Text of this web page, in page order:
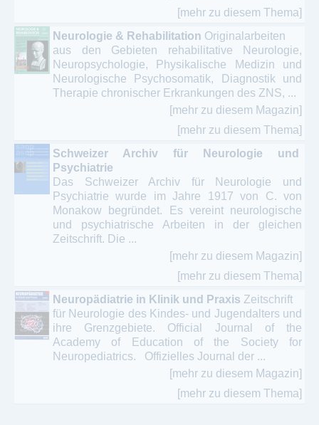
[mehr zu diesem Thema]
Neurologie & Rehabilitation Originalarbeiten
aus den Gebieten rehabilitative Neurologie,
Neuropsychologie, Physikalische Medizin und
Neurologische Psychosomatik, Diagnostik und
Therapie chronischer Erkrankungen des ZNS, ...
[mehr zu diesem Magazin]
[mehr zu diesem Thema]
Schweizer Archiv für Neurologie und
Psychiatrie
Das Schweizer Archiv für Neurologie und
Psychiatrie wurde im Jahre 1917 von C. von
Monakow begründet. Es vereint neurologische
und psychiatrische Arbeiten in der gleichen
Zeitschrift. Die ...
[mehr zu diesem Magazin]
[mehr zu diesem Thema]
Neuropädiatrie in Klinik und Praxis Zeitschrift
für Neurologie des Kindes- und Jugendalters und
ihre Grenzgebiete. Official Journal of the
Academy of Education of the Society for
Neuropediatrics. Offizielles Journal der ...
[mehr zu diesem Magazin]
[mehr zu diesem Thema]